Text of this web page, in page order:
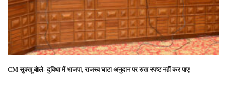
CM सुक्खू बोले- दुविधा में भाजपा, राजस्व घाटा अनुदान पर रुख स्पष्ट नहीं कर पाए